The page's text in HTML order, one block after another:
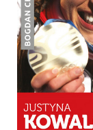
JUSTYNA
BOGDAN
OPRAWA